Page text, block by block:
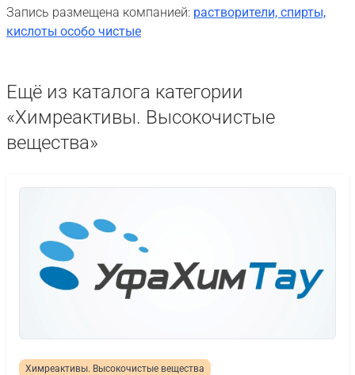
Запись размещена компанией: растворители, спирты,
кислоты особо чистые
Ещё из каталога категории
«Химреактивы. Высокочистые
вещества»
Химреактивы. Высокочистые вещества